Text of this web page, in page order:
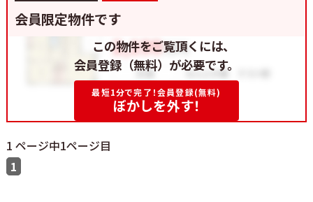
会員限定物件です
この物件をご覧頂くには、
会員登録（無料）が必要です。
最短1分で完了！会員登録(無料)
ぼかしを外す！
1 ページ中1ページ目
1